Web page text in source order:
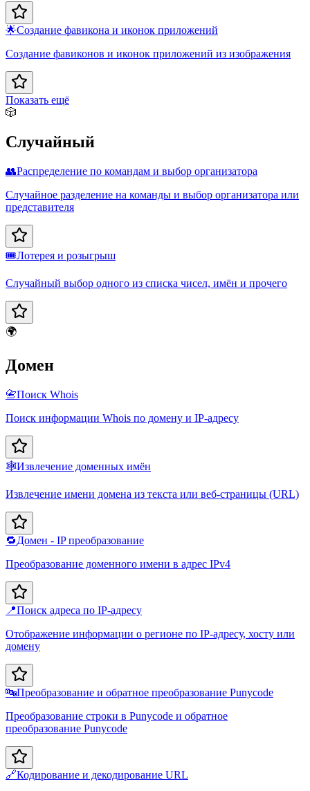
🌟Создание фавикона и иконок приложений
Создание фавиконов и иконок приложений из изображения
Показать ещё
🎲
Случайный
👥Распределение по командам и выбор организатора
Случайное разделение на команды и выбор организатора или
представителя
🎟️Лотерея и розыгрыш
Случайный выбор одного из списка чисел, имён и прочего
🌍
Домен
📇Поиск Whois
Поиск информации Whois по домену и IP-адресу
🕸️Извлечение доменных имён
Извлечение имени домена из текста или веб-страницы (URL)
🔁Домен - IP преобразование
Преобразование доменного имени в адрес IPv4
📍Поиск адреса по IP-адресу
Отображение информации о регионе по IP-адресу, хосту или
домену
🔤Преобразование и обратное преобразование Punycode
Преобразование строки в Punycode и обратное
преобразование Punycode
🔗Кодирование и декодирование URL